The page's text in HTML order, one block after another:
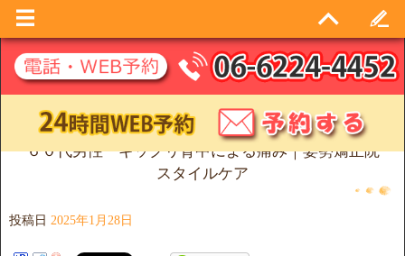
６０代男性 ギックリ背中による痛み｜姿勢矯正院
スタイルケア
投稿日 2025年1月28日